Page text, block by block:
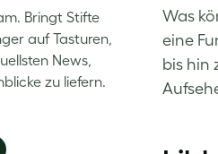
Was
eine
bis hin
Bringt Stifte
auf Tasturen,
News,
zu liefern.